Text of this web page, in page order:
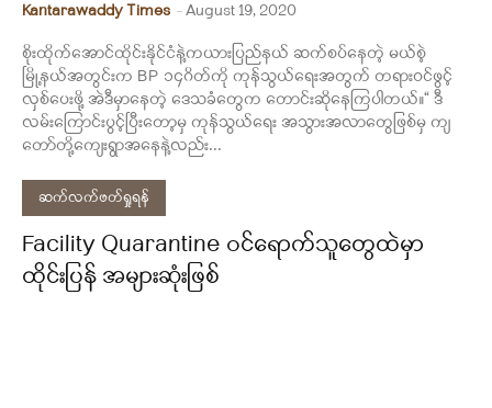
Kantarawaddy Times -August 19, 2020
စိုးထိုက်အောင်ထိုင်းနိုင်ငံနဲ့ကယားပြည်နယ် ဆက်စပ်နေတဲ့ မယ်စဲ့
မြို့နယ်အတွင်းက BP ၁၄ဂိတ်ကို ကုန်သွယ်ရေးအတွက် တရားဝင်ဖွင့်
လှစ်ပေးဖို့ အဲဒီမှာနေတဲ့ ဒေသခံတွေက တောင်းဆိုနေကြပါတယ်။“ ဒီ
လမ်းကြောင်းပွင့်ပြီးတော့မှ ကုန်သွယ်ရေး အသွားအလာတွေဖြစ်မှ ကျ
တော်တို့ကျေးရွာအနေနဲ့လည်း...
ဆက်လက်ဖတ်ရှုရန်
Facility Quarantine ဝင်ရောက်သူတွေထဲမှာ
ထိုင်းပြန် အများဆုံးဖြစ်